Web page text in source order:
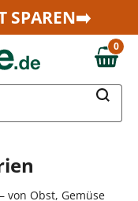
SPAREN➡️
0,00 €
0
von Obst, Gemüse